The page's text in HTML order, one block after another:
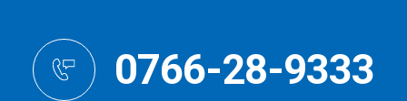
0766-28-9333